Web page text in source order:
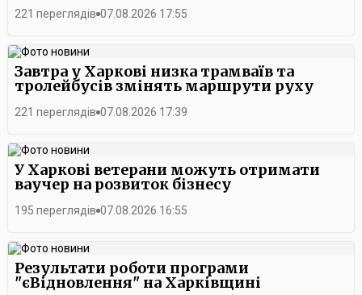
221 переглядів 07.08.2026 17:55
Завтра у Харкові низка трамваїв та
тролейбусів змінять маршрути руху
221 переглядів 07.08.2026 17:39
У Харкові ветерани можуть отримати
ваучер на розвиток бізнесу
195 переглядів 07.08.2026 16:55
Результати роботи програми
"єВідновлення" на Харківщині